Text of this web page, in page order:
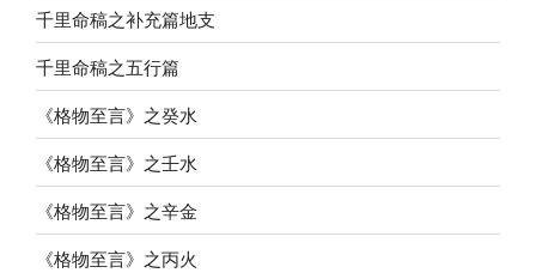
千里命稿之补充篇地支
千里命稿之五行篇
《格物至言》之癸水
《格物至言》之壬水
《格物至言》之辛金
《格物至言》之丙火